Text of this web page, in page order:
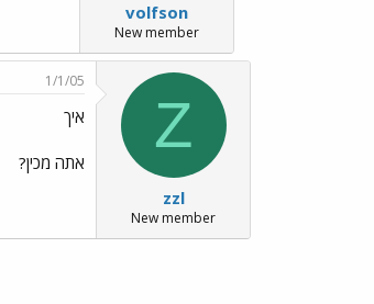
volfson
New member
Z
zzl
New member
1/1/05
איך
אתה מכין?